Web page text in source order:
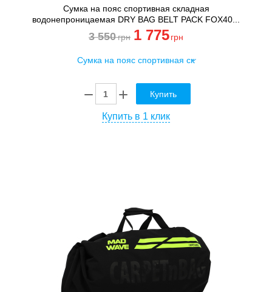
Сумка на пояс спортивная складная
водонепроницаемая DRY BAG BELT PACK FOX40...
3 550грн 1 775 грн
Купить
Купить в 1 клик